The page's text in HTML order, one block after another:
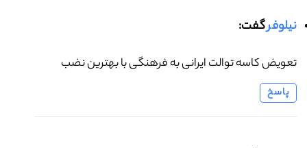
نیلوفرگفت:
تعویض کاسه توالت ایرانی به فرهنگی با بهترین نضب
پاسخ